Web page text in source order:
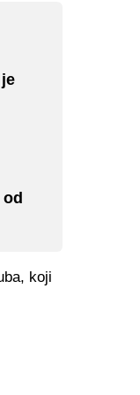
koji